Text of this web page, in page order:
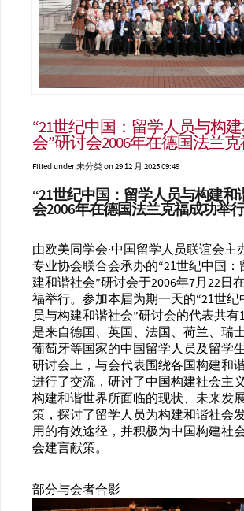
“21世纪中国：留学人员与构
会”研讨会2006年在德国法兰
Filled under未分类on 29 12 月 2025 09:49
“21世纪中国：留学人员与构建和
会2006年在德国法兰克福成功举行
由欧美同学会·中国留学人员联谊会主
专业协会联合会承办的“21世纪中国：
建和谐社会”研讨会于2006年7月22日
福举行。参加本届为期一天的“21世纪
员与构建和谐社会”研讨会的代表共有
是来自德国、英国、法国、荷兰、瑞
葡萄牙等国家的中国留学人员及留学
研讨会上，与会代表围绕各国构建和
进行了交流，研讨了中国构建社会主
构建和谐世界所面临的现状、未来发
策，探讨了留学人员为构建和谐社会
用的有效途径，并积极为中国构建社
会建言献策。
部分与会者合影